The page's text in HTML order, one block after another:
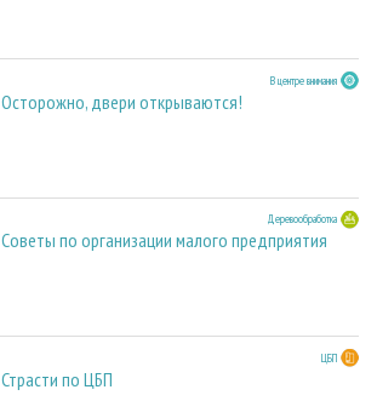
В центре внимания
Осторожно, двери открываются!
Деревообработка
Советы по организации малого предприятия
ЦБП
Страсти по ЦБП